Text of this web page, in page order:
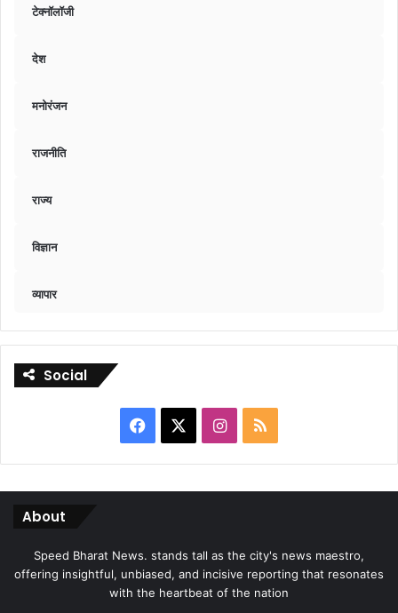
टेक्नॉलॉजी
देश
मनोरंजन
राजनीति
राज्य
विज्ञान
व्यापार
Social
Facebook Instagram
RSS
About
Speed Bharat News. stands tall as the city's news maestro,
offering insightful, unbiased, and incisive reporting that resonates
with the heartbeat of the nation